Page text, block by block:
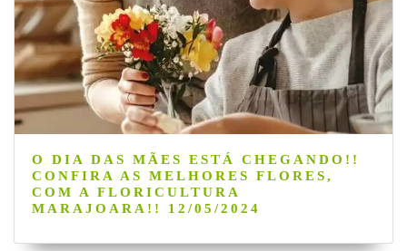
O DIA DAS MÃES ESTÁ CHEGANDO!!
CONFIRA AS MELHORES FLORES,
COM A FLORICULTURA
MARAJOARA!! 12/05/2024